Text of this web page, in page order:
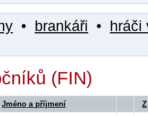
• brankáři • hráči
(FIN)
Jméno a příjmení
Z